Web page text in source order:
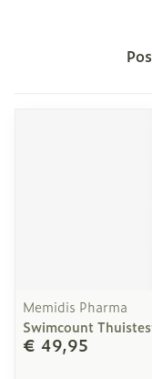
Memidis Pharma
Swimcount
€ 49,95